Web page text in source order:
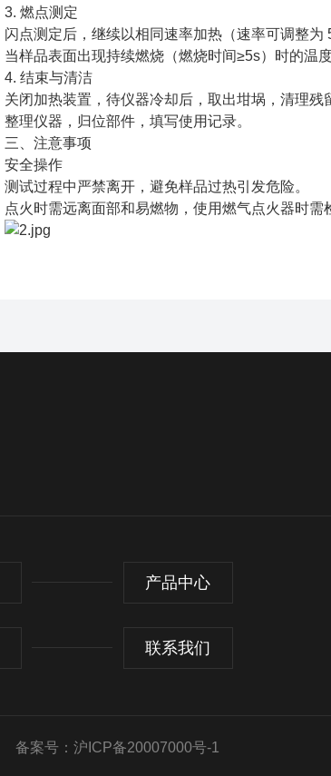
3. 燃点测定
闪点测定后，继续以相同速率加热（速率可调整
当样品表面出现持续燃烧（燃烧时间≥5s）时的温
4. 结束与清洁
关闭加热装置，待仪器冷却后，取出坩埚，清理残
整理仪器，归位部件，填写使用记录。
三、注意事项
安全操作
测试过程中严禁离开，避免样品过热引发危险。
点火时需远离面部和易燃物，使用燃气点火器时需
产品中心
联系我们
备案号：沪ICP备20007000号-1